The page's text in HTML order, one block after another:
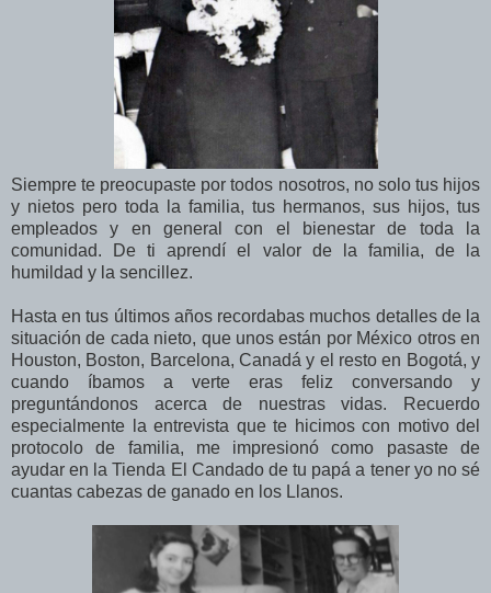
Siempre te preocupaste por todos nosotros, no solo tus hijos
y nietos pero toda la familia, tus hermanos, sus hijos, tus
empleados y en general con el bienestar de toda la
comunidad. De ti aprendí el valor de la familia, de la
humildad y la sencillez.
Hasta en tus últimos años recordabas muchos detalles de la
situación de cada nieto, que unos están por México otros en
Houston, Boston, Barcelona, Canadá y el resto en Bogotá, y
cuando íbamos a verte eras feliz conversando y
preguntándonos acerca de nuestras vidas. Recuerdo
especialmente la entrevista que te hicimos con motivo del
protocolo de familia, me impresionó como pasaste de
ayudar en la Tienda El Candado de tu papá a tener yo no sé
cuantas cabezas de ganado en los Llanos.